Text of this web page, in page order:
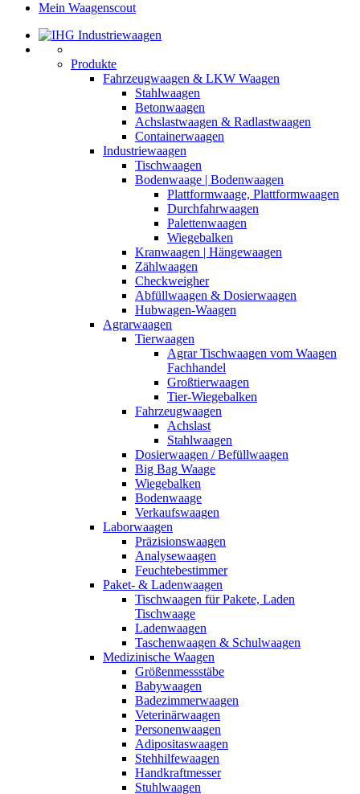
Mein Waagenscout
Produkte
Fahrzeugwaagen & LKW Waagen
Stahlwaagen
Betonwaagen
Achslastwaagen & Radlastwaagen
Containerwaagen
Industriewaagen
Tischwaagen
Bodenwaage | Bodenwaagen
Plattformwaage, Plattformwaagen
Durchfahrwaagen
Palettenwaagen
Wiegebalken
Kranwaagen | Hängewaagen
Zählwaagen
Checkweigher
Abfüllwaagen & Dosierwaagen
Hubwagen-Waagen
Agrarwaagen
Tierwaagen
Agrar Tischwaagen vom Waagen
Fachhandel
Großtierwaagen
Tier-Wiegebalken
Fahrzeugwaagen
Achslast
Stahlwaagen
Dosierwaagen / Befüllwaagen
Big Bag Waage
Wiegebalken
Bodenwaage
Verkaufswaagen
Laborwaagen
Präzisionswaagen
Analysewaagen
Feuchtebestimmer
Paket- & Ladenwaagen
Tischwaagen für Pakete, Laden
Tischwaage
Ladenwaagen
Taschenwaagen & Schulwaagen
Medizinische Waagen
Größenmessstäbe
Babywaagen
Badezimmerwaagen
Veterinärwaagen
Personenwaagen
Adipositaswaagen
Stehhilfewaagen
Handkraftmesser
Stuhlwaagen